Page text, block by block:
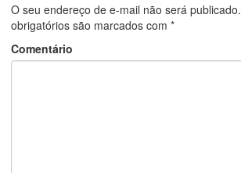
O seu endereço de e-mail não será publicado.
obrigatórios são marcados com *
Comentário